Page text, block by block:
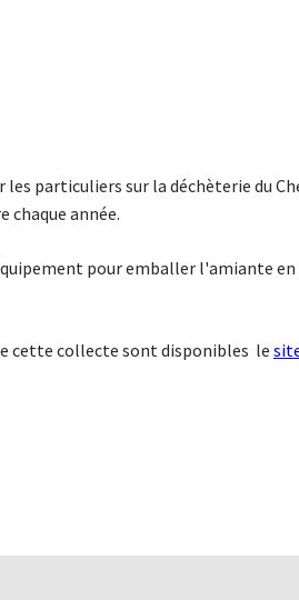
les particuliers sur la déchèterie du
chaque année.
pour emballer l'amiante
cette collecte sont disponibles le